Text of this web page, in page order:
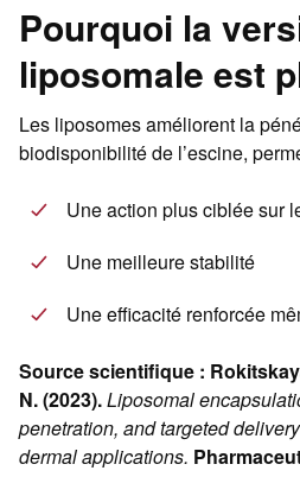
Pourquoi la
liposomale est
Les liposomes améliorent la
biodisponibilité de l’escine,
Une action plus ciblée sur
Une meilleure stabilité
Une efficacité renforcée
Source scientifique :
N. (2023).Liposomal
penetration, and targeted
dermal applications.